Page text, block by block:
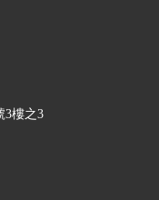
3樓之3